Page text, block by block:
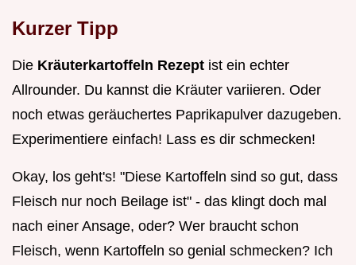
Kurzer Tipp
Die Kräuterkartoffeln Rezept ist ein echter
Allrounder. Du kannst die Kräuter variieren. Oder
noch etwas geräuchertes Paprikapulver dazugeben.
Experimentiere einfach! Lass es dir schmecken!
Okay, los geht's! "Diese Kartoffeln sind so gut, dass
Fleisch nur noch Beilage ist" - das klingt doch mal
nach einer Ansage, oder? Wer braucht schon
Fleisch, wenn Kartoffeln so genial schmecken? Ich